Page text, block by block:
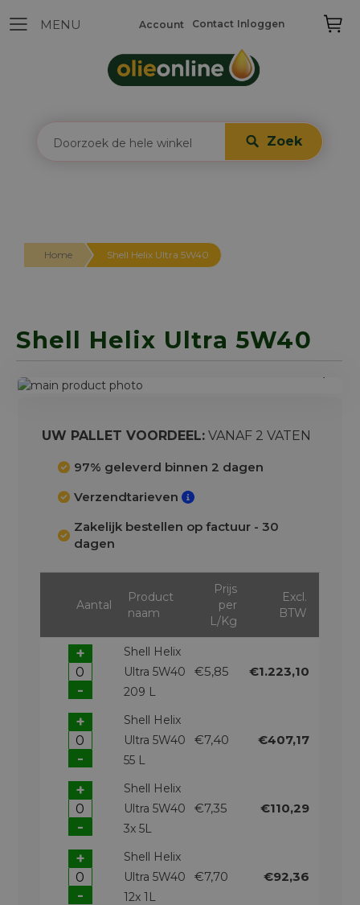
Zoek
Contact Inloggen
Account
Home Shell Helix Ultra 5W40
Shell Helix Ultra 5W40
Ga
einde
afbeeldingen-
UW PALLET VOORDEEL: VANAF 2 VATEN
97% geleverd binnen 2 dagen
Verzendtarieven
Zakelijk bestellen op factuur - 30
dagen
Aantal
Product
naam
Prijs
per
L/Kg
Excl.
BTW
-
+
Shell Helix
Ultra 5W40
209 L
€5,85 €1.223,10
-
+
Shell Helix
Ultra 5W40
55 L
€7,40 €407,17
-
+
Shell Helix
Ultra 5W40
3x 5L
€7,35 €110,29
-
+
Shell Helix
Ultra 5W40
12x 1L
€7,70 €92,36